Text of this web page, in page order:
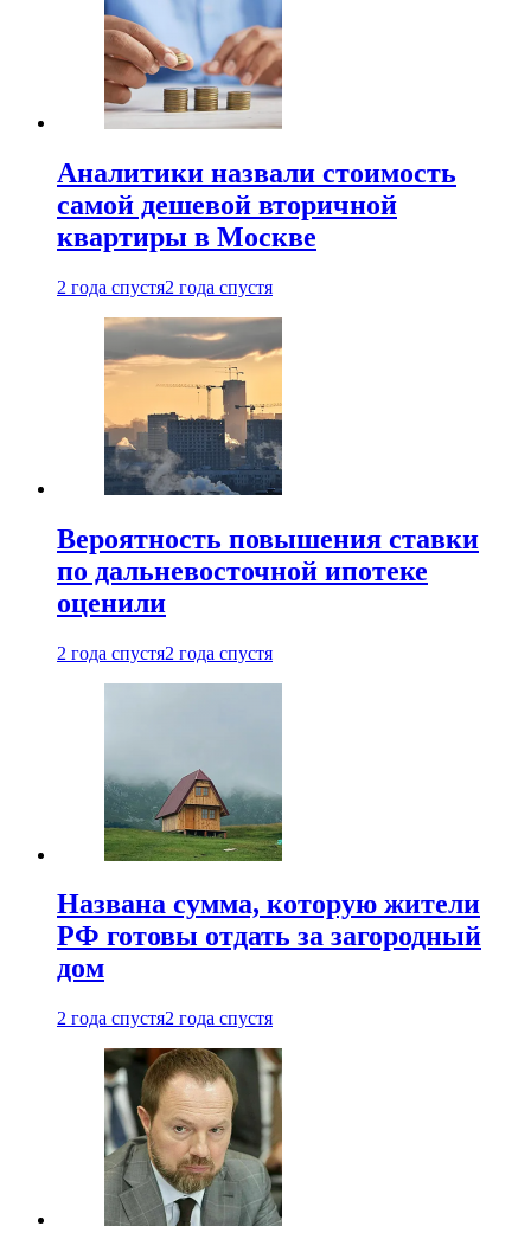
Аналитики назвали стоимость
самой дешевой вторичной
квартиры в Москве
2 года спустя2 года спустя
Вероятность повышения ставки
по дальневосточной ипотеке
оценили
2 года спустя2 года спустя
Названа сумма, которую жители
РФ готовы отдать за загородный
дом
2 года спустя2 года спустя